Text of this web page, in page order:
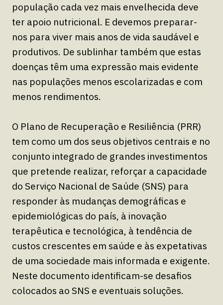
população cada vez mais envelhecida deve
ter apoio nutricional. E devemos preparar-
nos para viver mais anos de vida saudável e
produtivos. De sublinhar também que estas
doenças têm uma expressão mais evidente
nas populações menos escolarizadas e com
menos rendimentos.
O Plano de Recuperação e Resiliência (PRR)
tem como um dos seus objetivos centrais e no
conjunto integrado de grandes investimentos
que pretende realizar, reforçar a capacidade
do Serviço Nacional de Saúde (SNS) para
responder às mudanças demográficas e
epidemiológicas do país, à inovação
terapêutica e tecnológica, à tendência de
custos crescentes em saúde e às expetativas
de uma sociedade mais informada e exigente.
Neste documento identificam-se desafios
colocados ao SNS e eventuais soluções.